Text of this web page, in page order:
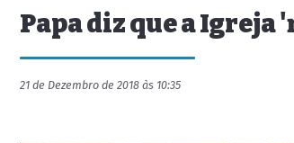
Papa diz que a Igreja
21 de Dezembro de 2018 às 10:35